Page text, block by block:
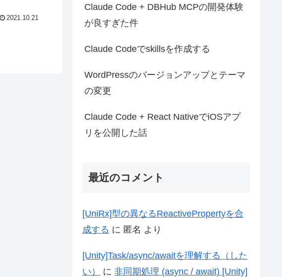
2021.10.21
Claude Code + DBHub MCPの開発体験
が良すぎた件
Claude Codeでskillsを作成する
WordPressのバージョンアップとテーマ
の変更
Claude Code + React NativeでiOSアプ
リを公開した話
最近のコメント
[UniRx]型の異なるReactivePropertyを合
成する に 匿名 より
[Unity]Task/async/awaitを理解する（した
い）
に 非同期処理 (async / await) [Unity]